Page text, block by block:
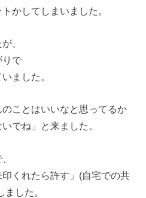
かしてしまいました。
、
りで
ました。
ことはいいなと思ってるか
でね」と来ました。
印くれたら許す」(自宅での共
した。